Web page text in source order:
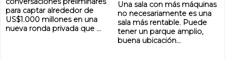
para captar alrededor de
US$1.000 millones en una
nueva ronda privada que ...
Una sala con más máquinas
no necesariamente es una
sala más rentable. Puede
tener un parque amplio,
buena ubicación...
ADVERTISEMENT